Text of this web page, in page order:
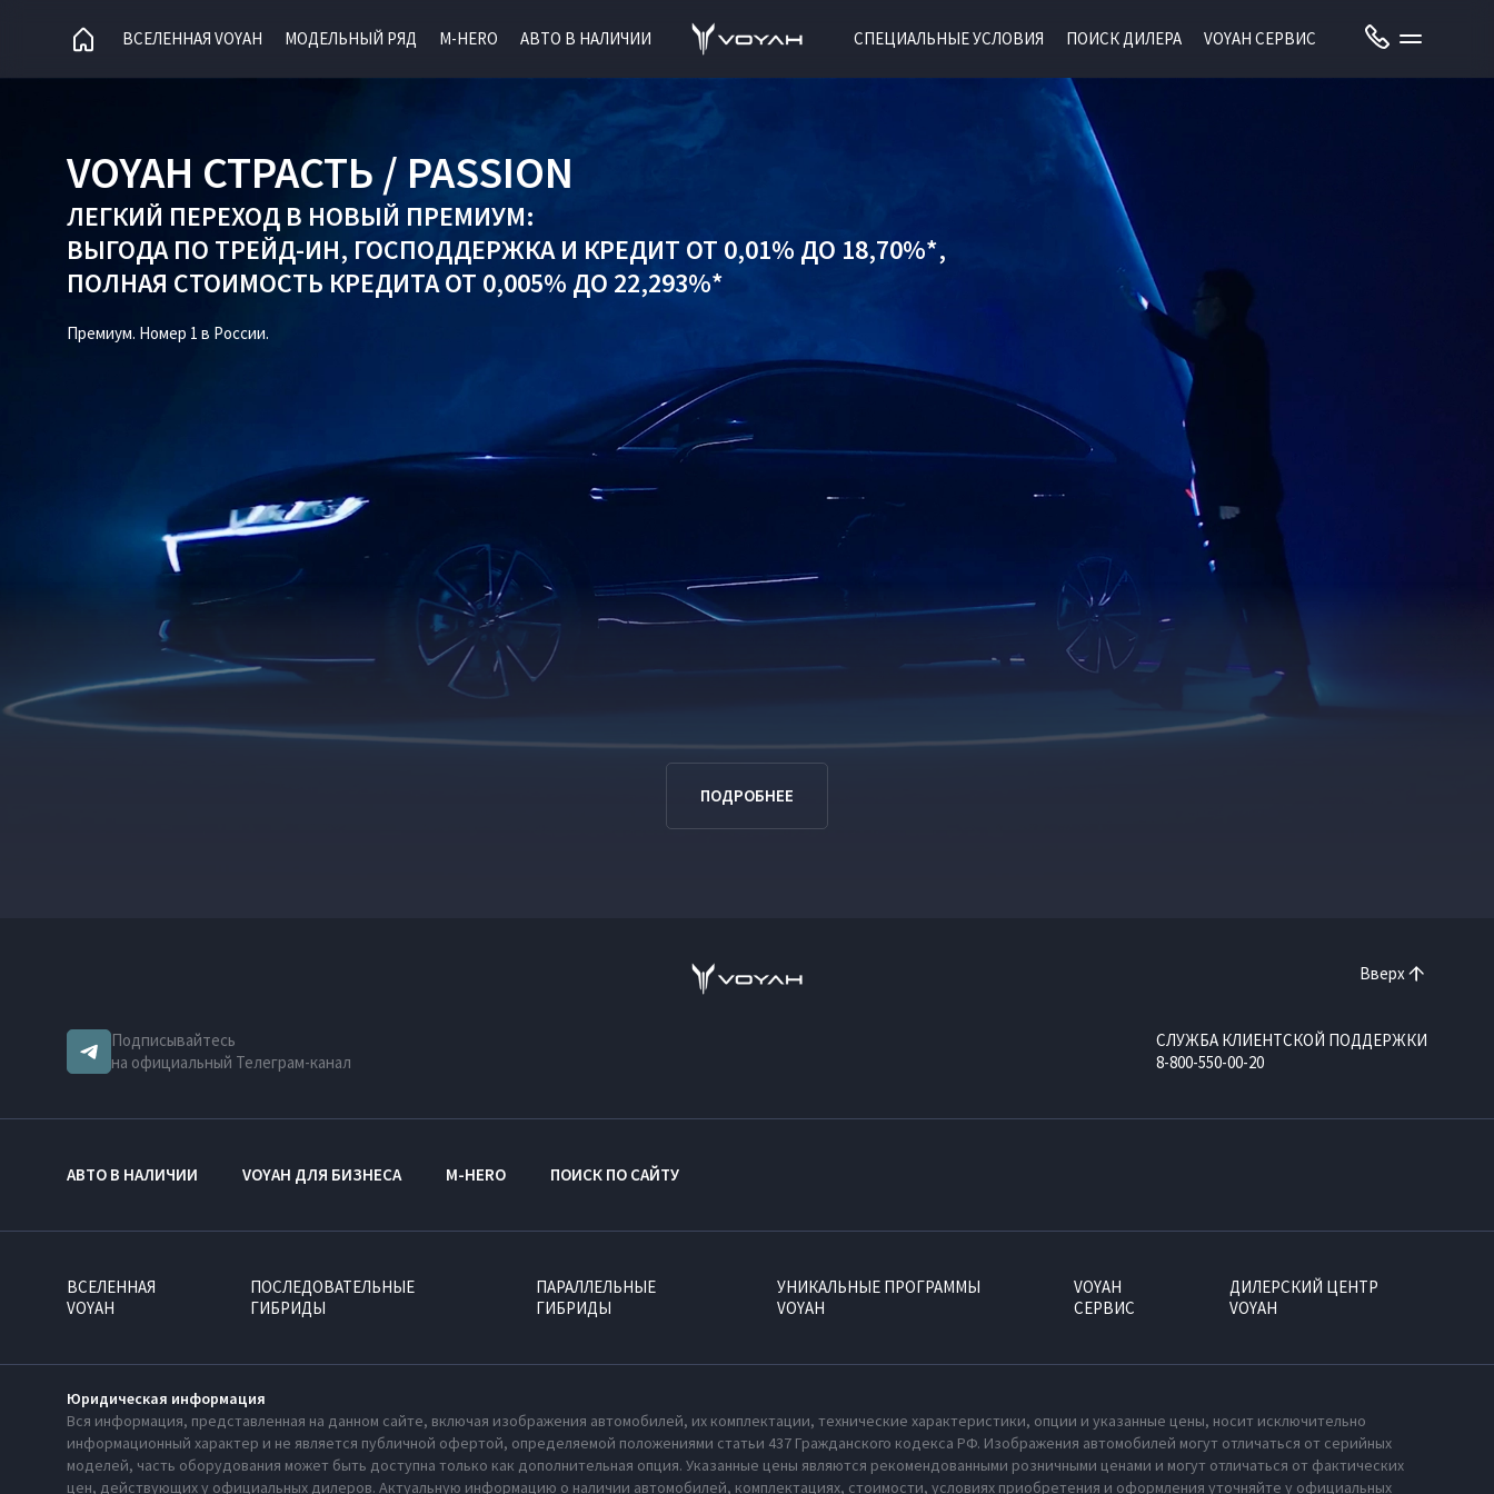
ВСЕЛЕННАЯ VOYAH МОДЕЛЬНЫЙ РЯД M-HERO АВТО В НАЛИЧИИ СПЕЦИАЛЬНЫЕ УСЛОВИЯ ПОИСК ДИЛЕРА VOYAH СЕРВИС
VOYAH СТРАСТЬ / PASSION
ЛЕГКИЙ ПЕРЕХОД В НОВЫЙ ПРЕМИУМ:
ВЫГОДА ПО ТРЕЙД-ИН, ГОСПОДДЕРЖКАИ КРЕДИТ ОТ 0,01% ДО 18,70%*,
ПОЛНАЯ СТОИМОСТЬ КРЕДИТА ОТ 0,005% ДО 22,293%*
Премиум. Номер 1 в России.
ПОДРОБНЕЕ
Вверх
Подписывайтесь
на официальный Телеграм-канал
СЛУЖБА КЛИЕНТСКОЙ ПОДДЕРЖКИ
8-800-550-00-20
АВТО В НАЛИЧИИ VOYAH ДЛЯ БИЗНЕСА M-HERO ПОИСК ПО САЙТУ
ВСЕЛЕННАЯ
VOYAH
ПОСЛЕДОВАТЕЛЬНЫЕ
ГИБРИДЫ
ПАРАЛЛЕЛЬНЫЕ
ГИБРИДЫ
УНИКАЛЬНЫЕ ПРОГРАММЫ
VOYAH
VOYAH
СЕРВИС
ДИЛЕРСКИЙ ЦЕНТР
VOYAH
Юридическая информация
Вся информация, представленная на данном сайте, включая изображения автомобилей, их комплектации, технические характеристики, опции и указанные цены, носит исключительно
информационный характер и не является публичной офертой, определяемой положениями статьи 437 Гражданского кодекса РФ. Изображения автомобилей могут отличаться от серийных
моделей, часть оборудования может быть доступна только как дополнительная опция. Указанные цены являются рекомендованными розничными ценами и могут отличаться от фактических
цен, действующих у официальных дилеров. Актуальную информацию о наличии автомобилей, комплектациях, стоимости, условиях приобретения и оформления уточняйте у официальных